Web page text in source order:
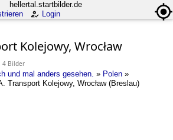
hellertal.startbilder.de
Login
Kolejowy, Wrocław
4 Bilder
und mal anders gesehen. » Polen »
Transport Kolejowy, Wrocław (Breslau)